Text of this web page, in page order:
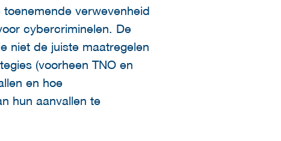
verwevenheid
cybercriminelen. De
niet de juiste maatregelen
(voorheen TNO en
en hoe
hun aanvallen te